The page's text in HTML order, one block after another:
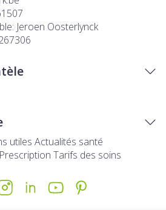
Jeroen Oosterlynck
utiles Actualités santé
Prescription Tarifs des soins